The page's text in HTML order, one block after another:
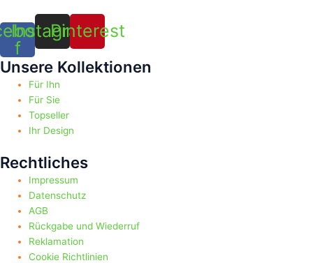
f
Instagram
Pinterest
Unsere Kollektionen
Für Ihn
Für Sie
Topseller
Ihr Design
Rechtliches
Impressum
Datenschutz
AGB
Rückgabe und Wiederruf
Reklamation
Cookie Richtlinien